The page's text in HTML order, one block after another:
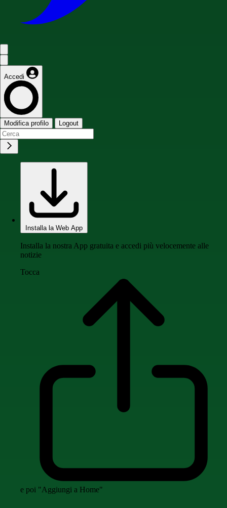
Accedi
Modifica profilo Logout
Installa la Web App
Installa la nostra App gratuita e accedi più velocemente alle
notizie
Tocca
e poi "Aggiungi a Home"